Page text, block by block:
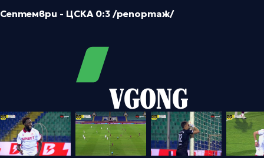
Септември - ЦСКА 0:3 /репортаж/
VGONG